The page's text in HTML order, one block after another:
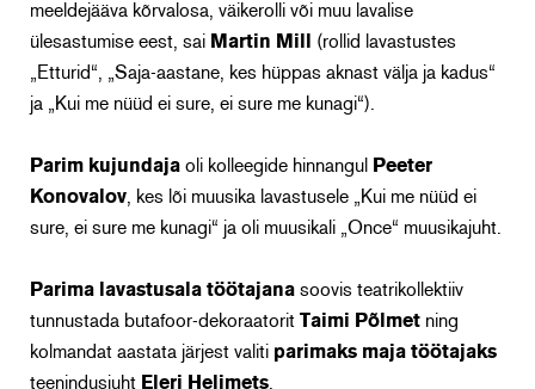
meeldejääva kõrvalosa, väikerolli või muu lavalise
ülesastumise eest, sai Martin Mill
(rollid lavastustes
„Etturid“, „Saja-aastane, kes hüppas aknast välja ja kadus“
ja „Kui me nüüd ei sure, ei sure me kunagi“).
Parim kujundaja oli kolleegide hinnangul
Peeter
Konovalov , kes lõi muusika lavastusele „Kui me nüüd ei
sure, ei sure me kunagi“ ja oli muusikali „Once“ muusikajuht.
Parima lavastusala töötajana soovis teatrikollektiiv
tunnustada butafoor-dekoraatorit Taimi Põlmet ning
kolmandat aastata järjest valiti parimaks maja töötajaks
teenindusjuht Eleri Helimets